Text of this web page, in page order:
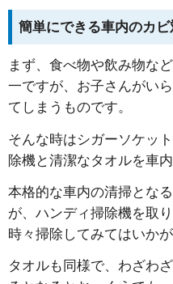
簡単にできる車内のカビ
まず、食べ物や飲み物な
一ですが、お子さんがい
てしまうものです。
そんな時はシガーソケッ
除機と清潔なタオルを車
本格的な車内の清掃とな
が、ハンディ掃除機を取
時々掃除してみてはいか
タオルも同様で、わざわ